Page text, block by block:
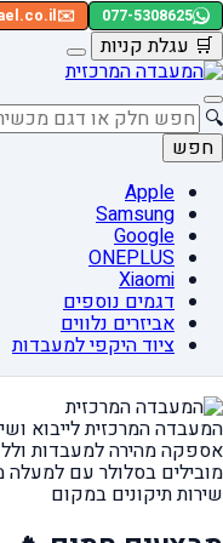
077-5308625
✉️
🛒 עגלת קניות
🔍
חפש
Apple
Samsung
Google
ONEPLUS
Xiaomi
דגמים נוספים
אביזרים נלווים
ציוד היקפי למעבדות
המעבדה המרכזית לייבוא
אספקה מהירהלמעבדות
מובילים בסלולר עם למעלה מ15 שנות
שירות תיקונים במקום